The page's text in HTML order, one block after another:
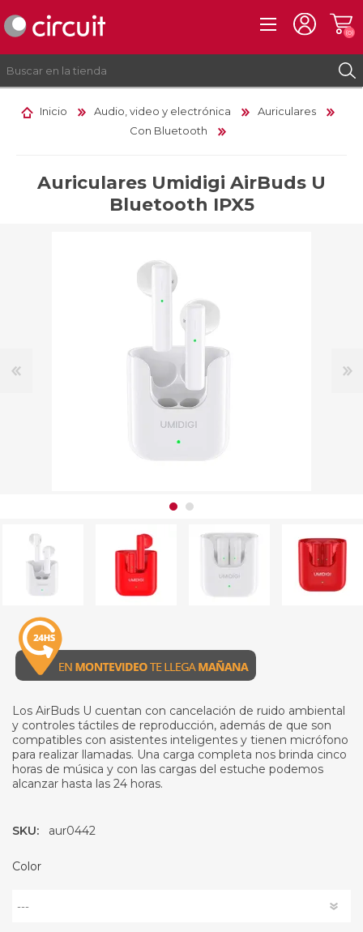
(0)
Inicio Audio, video y electrónica
Auriculares
Con Bluetooth
Auriculares Umidigi AirBuds U
Bluetooth IPX5
Los AirBuds U cuentan con cancelación de ruido ambiental
y controles táctiles de reproducción, además de que son
compatibles con asistentes inteligentes y tienen micrófono
para realizar llamadas. Una carga completa nos brinda cinco
horas de música y con las cargas del estuche podemos
alcanzar hasta las 24 horas.
SKU: aur0442
Color